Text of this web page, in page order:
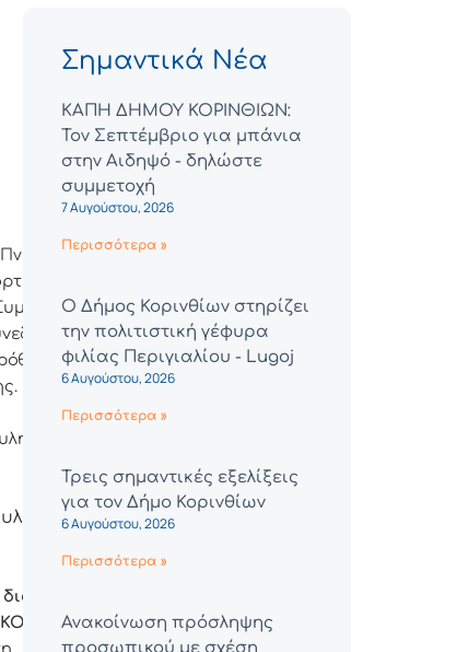
Φώτιο,
κι
σε
κι έτσι
Χρ.,
Σημαντικά Νέα
ΚΑΠΗ ΔΗΜΟΥ ΚΟΡΙΝΘΙΩΝ:
Τον Σεπτέμβριο για μπάνια
στην Αιδηψό - δηλώστε
συμμετοχή
7 Αυγούστου, 2026
Περισσότερα »
Ο Δήμος Κορινθίων στηρίζει
την πολιτιστική γέφυρα
φιλίας Περιγιαλίου - Lugoj
6 Αυγούστου, 2026
Περισσότερα »
Τρεις σημαντικές εξελίξεις
για τον Δήμο Κορινθίων
6 Αυγούστου, 2026
Περισσότερα »
Ανακοίνωση πρόσληψης